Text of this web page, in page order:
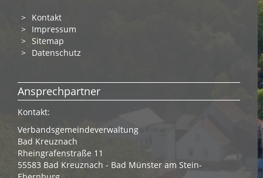
Kontakt
Impressum
Sitemap
Datenschutz
Ansprechpartner
Kontakt:
Verbandsgemeindeverwaltung
Bad Kreuznach
Rheingrafenstraße 11
55583 Bad Kreuznach - Bad Münster am Stein-